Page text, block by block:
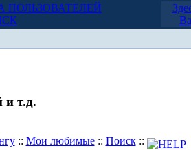
ПОЛЬЗОВАТЕЛЕЙ
и т.д.
:: Мои любимые:: Поиск::